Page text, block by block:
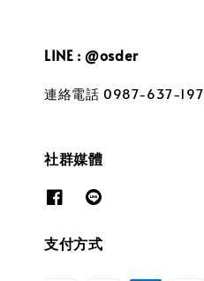
LINE : @osder
連絡電話 0987-637-197
社群媒體
支付方式